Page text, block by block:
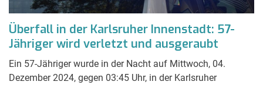
Überfall in der Karlsruher Innenstadt: 57-
Jähriger wird verletzt und ausgeraubt
Ein 57-Jähriger wurde in der Nacht auf Mittwoch, 04.
Dezember 2024, gegen 03:45 Uhr, in der Karlsruher